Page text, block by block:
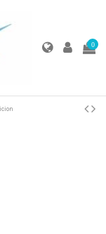
0